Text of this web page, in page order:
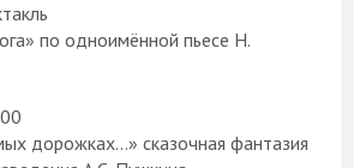
по одноимённой пьесе Н.
дорожках…» сказочная фантазия